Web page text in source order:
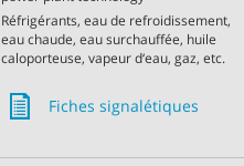
Réfrigérants, eau de refroidissement,
eau chaude, eau surchauffée, huile
caloporteuse, vapeur d‘eau, gaz, etc.
Fiches signalétiques